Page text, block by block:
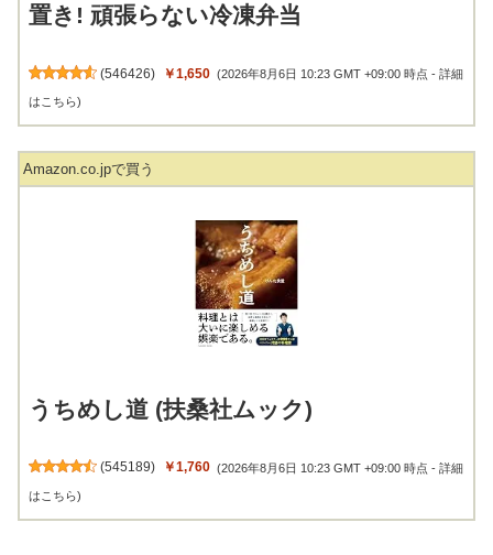
置き! 頑張らない冷凍弁当
(546426) ￥1,650 (2026年8月6日 10:23 GMT +09:00 時点 -詳細
はこちら)
Amazon.co.jpで買う
うちめし道 (扶桑社ムック)
(545189) ￥1,760 (2026年8月6日 10:23 GMT +09:00 時点 -詳細
はこちら)